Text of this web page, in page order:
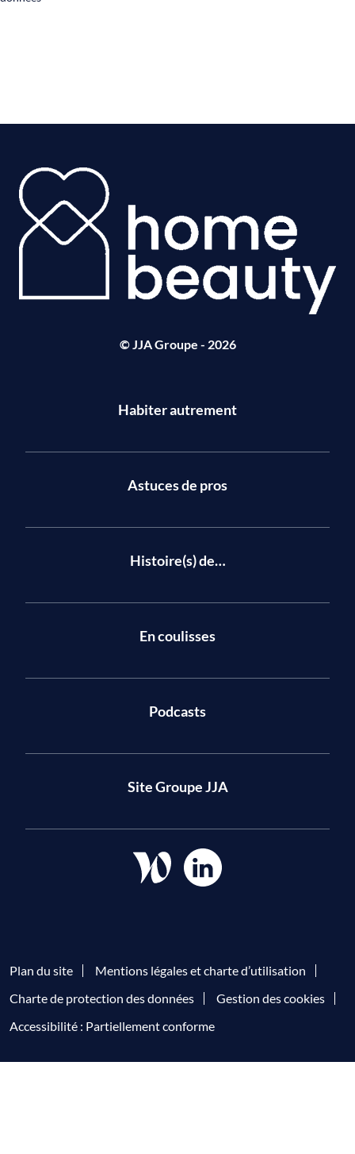
© JJA Groupe - 2026
Habiter autrement
Astuces de pros
Histoire(s) de…
En coulisses
Podcasts
Site Groupe JJA
Plan du site
Mentions légales et charte d’utilisation
Charte de protection des données
Gestion des cookies
Accessibilité : Partiellement conforme